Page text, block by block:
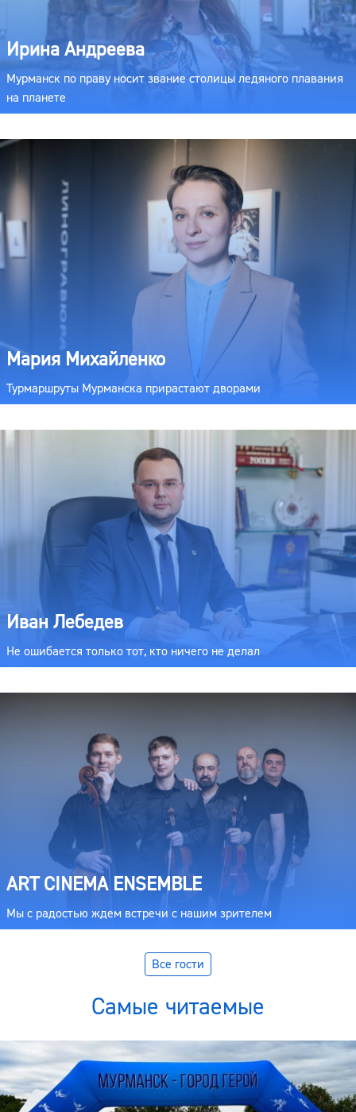
Ирина Андреева
Мурманск по праву носит звание столицы ледяного плавания
на планете
Мария Михайленко
Турмаршруты Мурманска прирастают дворами
Иван Лебедев
Не ошибается только тот, кто ничего не делал
ART CINEMA ENSEMBLE
Мы с радостью ждем встречи с нашим зрителем
Все гости
Самые читаемые